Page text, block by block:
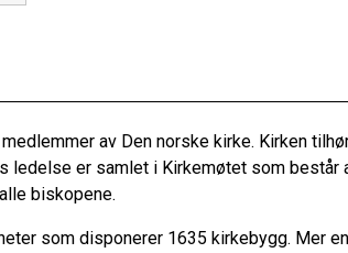
av Den norske kirke. Kirken
ledelse er samlet i Kirkemøtet som består
biskopene.
som disponerer 1635 kirkebygg. Mer